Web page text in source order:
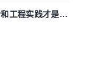
工程实践才是稀